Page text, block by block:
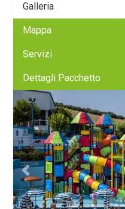
Galleria
Mappa
Servizi
Dettagli Pacchetto
Previous